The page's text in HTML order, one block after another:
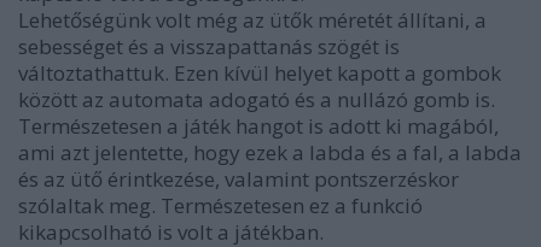
Lehetőségünk volt még az ütők méretét állítani, a
sebességet és a visszapattanás szögét is
változtathattuk. Ezen kívül helyet kapott a gombok
között az automata adogató és a nullázó gomb is.
Természetesen a játék hangot is adott ki magából,
ami azt jelentette, hogy ezek a labda és a fal, a labda
és az ütő érintkezése, valamint pontszerzéskor
szólaltak meg. Természetesen ez a funkció
kikapcsolható is volt a játékban.